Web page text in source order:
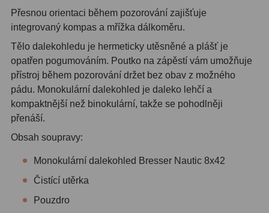
Přesnou orientaci během pozorování zajišťuje
integrovaný kompas a mřížka dálkoměru.
Tělo dalekohledu je hermeticky utěsněné a plášť je
opatřen pogumováním. Poutko na zápěstí vám umožňuje
přístroj během pozorování držet bez obav z možného
pádu. Monokulární dalekohled je daleko lehčí a
kompaktnější než binokulární, takže se pohodlněji
přenáší.
Obsah soupravy:
Monokulární dalekohled Bresser Nautic 8x42
Čistící utěrka
Pouzdro